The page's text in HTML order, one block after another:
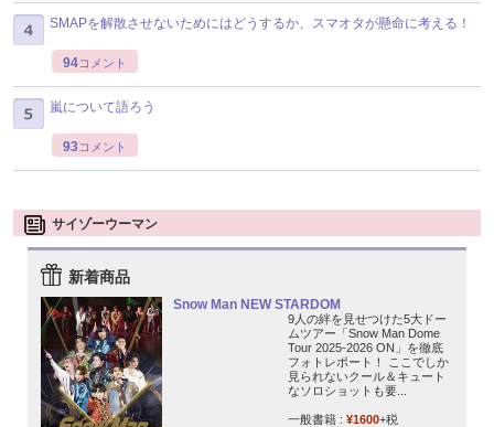
SMAPを解散させないためにはどうするか、スマオタが懸命に考える！
94コメント
嵐について語ろう
93コメント
サイゾーウーマン
新着商品
Snow Man NEW STARDOM
9人の絆を見せつけた5大ドー
ムツアー「Snow Man Dome
Tour 2025-2026 ON」を徹底
フォトレポート！ ここでしか
見られないクール＆キュート
なソロショットも要...
一般書籍 : ¥1600+税